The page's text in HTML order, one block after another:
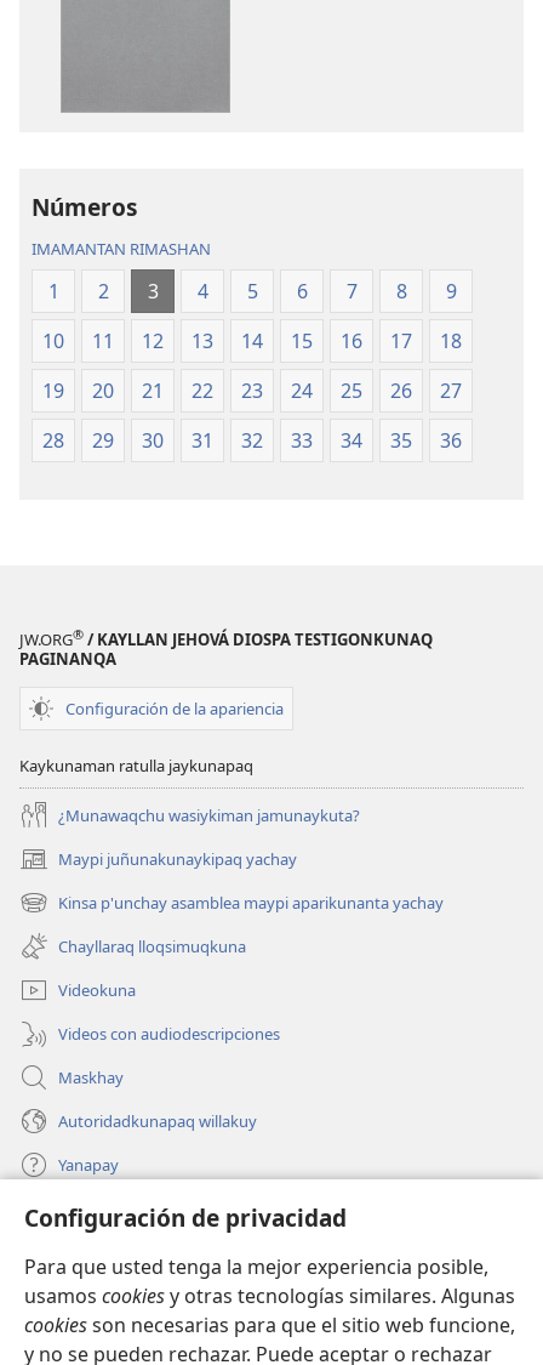
Configuración de privacidad
Para que usted tenga la mejor experiencia posible,
usamos cookiesy otras tecnologías similares. Algunas
cookiesson necesarias para que el sitio web funcione,
y no se pueden rechazar. Puede aceptar o rechazar
Números
IMAMANTAN RIMASHAN
1 2 3 4 5 6 7 8
9
10
11 12 13 14 15 16 17
18
19
20 21 22 23 24 25 26
27
28
29 30 31 32 33 34 35 36
JW.ORG® / KAYLLAN JEHOVÁ DIOSPA TESTIGONKUNAQ
PAGINANQA
Configuración de la apariencia
Kaykunaman ratulla jaykunapaq
¿Munawaqchu wasiykiman jamunaykuta?
Maypi juñunakunaykipaq yachay
(abre
una
nueva
ventana)
Kinsa p'unchay asamblea maypi aparikunanta yachay
(abre
una
nueva
ventana)
Chayllaraq lloqsimuqkuna
Videokuna
Videos con audiodescripciones
Maskhay
Autoridadkunapaq willakuy
Yanapay
Donacionta churanapaq
una
ventana)
INTERNETPI QELQANCHISKUNA Watchtower™
(abre
una
nueva JW Hub
(abre